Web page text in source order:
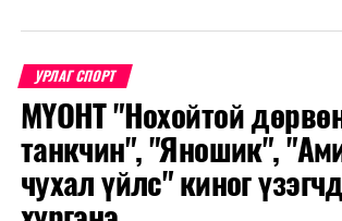
хэвлэл мэдээллийн төлөөлөл
Тус автомашинтай брэнд аяллыг
шийдвэрийг гурван орны Аялал
нарын 2025 онд Дархан-Уул
уулзалтын үеэр гаргасан бөгөөд
УРЛАГ СПОРТ
МҮОНТ "Нохойтой
танкчин", "Яношик",
чухал үйлс" киног